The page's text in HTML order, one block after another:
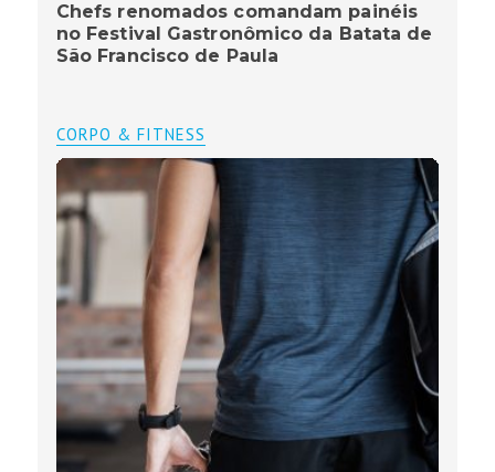
Chefs renomados comandam painéis
no Festival Gastronômico da Batata de
São Francisco de Paula
CORPO & FITNESS